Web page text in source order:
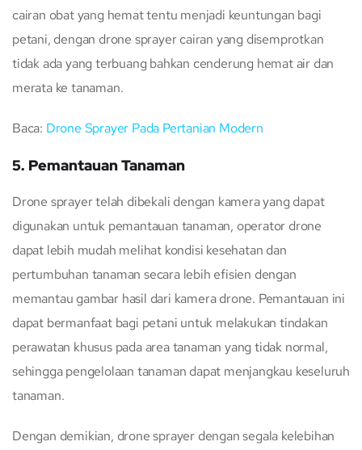
cairan obat yang hemat tentu menjadi keuntungan bagi
petani, dengan drone sprayer cairan yang disemprotkan
tidak ada yang terbuang bahkan cenderung hemat air dan
merata ke tanaman.
Baca: Drone Sprayer Pada Pertanian Modern
5. Pemantauan Tanaman
Drone sprayer telah dibekali dengan kamera yang dapat
digunakan untuk pemantauan tanaman, operator drone
dapat lebih mudah melihat kondisi kesehatan dan
pertumbuhan tanaman secara lebih efisien dengan
memantau gambar hasil dari kamera drone. Pemantauan ini
dapat bermanfaat bagi petani untuk melakukan tindakan
perawatan khusus pada area tanaman yang tidak normal,
sehingga pengelolaan tanaman dapat menjangkau keseluruh
tanaman.
Dengan demikian, drone sprayer dengan segala kelebihan